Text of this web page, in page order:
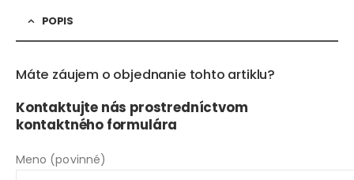
POPIS
Máte záujem o objednanie tohto artiklu?
Kontaktujte nás prostredníctvom
kontaktného formulára
Meno (povinné)